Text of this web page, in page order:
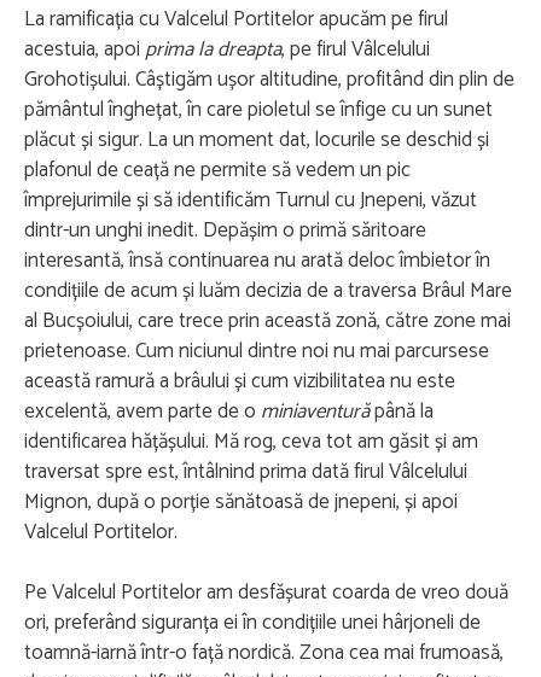
La ramificația cu Valcelul Portitelor apucăm pe firul
acestuia, apoiprima la dreapta, pe firul Vâlcelului
Grohotișului. Câștigăm ușor altitudine, profitând din plin de
pământul înghețat, în care pioletul se înfige cu un sunet
plăcut și sigur. La un moment dat, locurile se deschid și
plafonul de ceață ne permite să vedem un pic
împrejurimile și să identificăm Turnul cu Jnepeni, văzut
dintr-un unghi inedit. Depășim o primă săritoare
interesantă, însă continuarea nu arată deloc îmbietor în
condițiile de acum și luăm decizia de a traversa Brâul Mare
al Bucșoiului, care trece prin această zonă, către zone mai
prietenoase. Cum niciunul dintre noi nu mai parcursese
această ramură a brâului și cum vizibilitatea nu este
excelentă, avem parte de o miniaventurăpână la
identificarea hățășului. Mă rog, ceva tot am găsit și am
traversat spre est, întâlnind prima dată firul Vâlcelului
Mignon, după o porție sănătoasă de jnepeni, și apoi
Valcelul Portitelor.
Pe Valcelul Portitelor am desfășurat coarda de vreo două
ori, preferând siguranța ei în condițiile unei hârjoneli de
toamnă-iarnă într-o față nordică. Zona cea mai frumoasă,